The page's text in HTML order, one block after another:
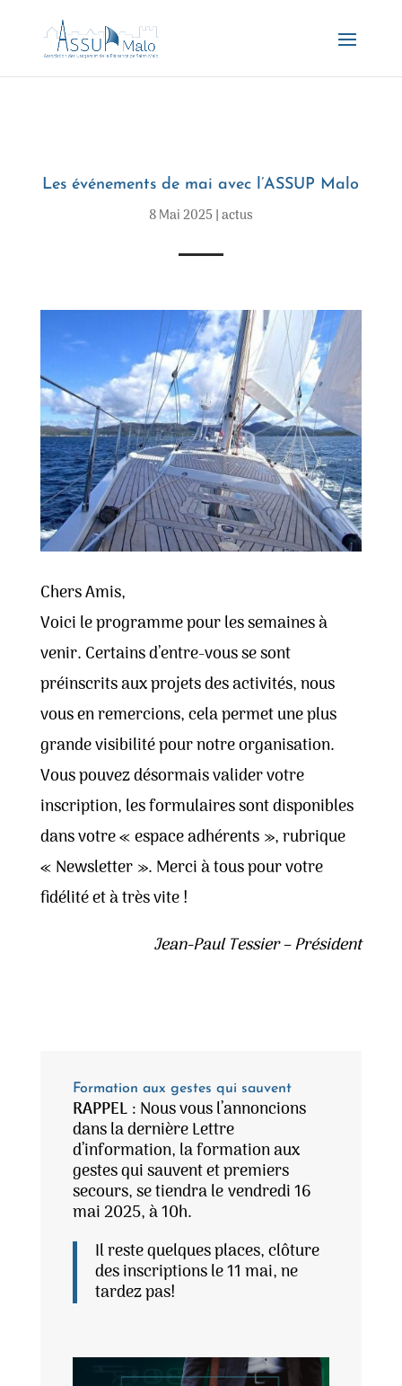
Les événements de mai avec l’ASSUP Malo
8 Mai 2025|actus
Chers Amis,
Voici le programme pour les semaines à
venir. Certains d’entre-vous se sont
préinscrits aux projets des activités, nous
vous en remercions, cela permet une plus
grande visibilité pour notre organisation.
Vous pouvez désormais valider votre
inscription, les formulaires sont disponibles
dans votre « espace adhérents », rubrique
« Newsletter ». Merci à tous pour votre
fidélité et à très vite !
Jean-Paul Tessier – Président
Formation aux gestes qui sauvent
RAPPEL : Nous vous l’annoncions
dans la dernière Lettre
d’information, la formation aux
gestes qui sauvent et premiers
secours, se tiendra levendredi 16
mai 2025, à 10h.
Il reste quelques places, clôture
des inscriptions le 11 mai, ne
tardez pas!